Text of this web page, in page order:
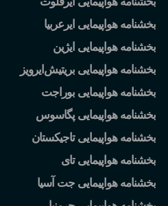
بخشنامه هواپیمایی ایرعربیا
بخشنامه هواپیمایی ایژین
بخشنامه هواپیمایی بریتیش ایرویز
بخشنامه هواپیمایی بوراجت
بخشنامه هواپیمایی پگاسوس
بخشنامه هواپیمایی تاجیکستان
بخشنامه هواپیمایی تای
بخشنامه هواپیمایی جت آسیا